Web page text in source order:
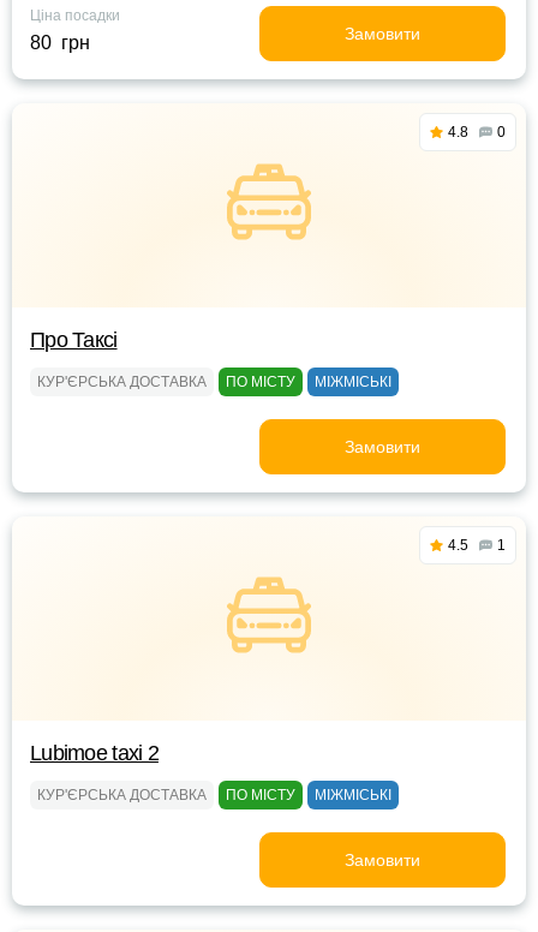
Ціна посадки
80 грн Замовити
4.8 0
Про Таксі
КУР'ЄРСЬКА ДОСТАВКА ПО МІСТУ МІЖМІСЬКІ
Замовити
4.5 1
Lubimoe taxi 2
КУР'ЄРСЬКА ДОСТАВКА ПО МІСТУ МІЖМІСЬКІ
Замовити